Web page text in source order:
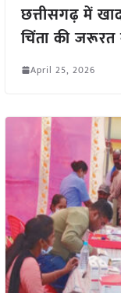
छत्तीसगढ़ में
चिंता की जरूरत
April 25, 2026